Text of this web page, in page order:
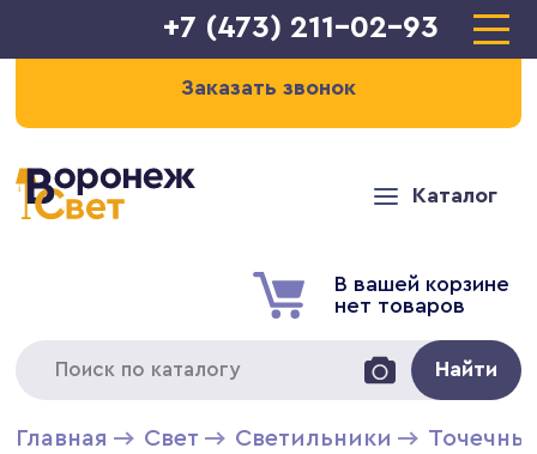
+7 (473) 211-02-93
Заказать звонок
Каталог
В вашей корзине
нет товаров
Найти
Главная Свет Светильники